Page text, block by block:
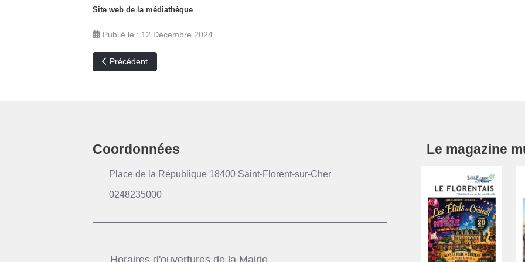
Site web de la médiathèque
Publié le : 12 Décembre 2024
Article précédent : Les babioles de Noël
Précédent
Coordonnées
Place de la République 18400 Saint-Florent-sur-Cher
0248235000
Horaires d'ouvertures de la Mairie
Le magazine